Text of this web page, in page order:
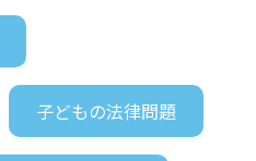
子どもの法律問題